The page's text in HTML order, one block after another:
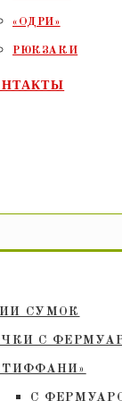
«ОДРИ»
РЮКЗАКИ
СУМОК
C
С